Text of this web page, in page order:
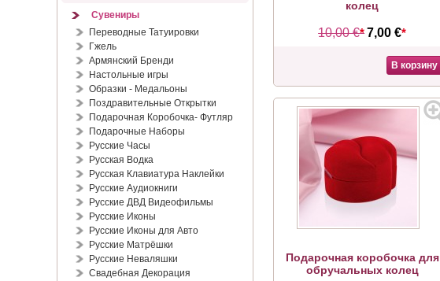
Сувениры
Переводные Татуировки
Гжель
Армянский Бренди
Настольные игры
Образки - Медальоны
Поздравительные Открытки
Подарочная Коробочка- Футляр
Подарочные Наборы
Русские Часы
Русская Водка
Русская Клавиатура Наклейки
Русские Аудиокниги
Русские ДВД Видеофильмы
Русские Иконы
Русские Иконы для Авто
Русские Матрёшки
Русские Неваляшки
Свадебная Декорация
колец
10,00 €*7,00 €*
В корзину
Подарочная коробочка для
обручальных колец